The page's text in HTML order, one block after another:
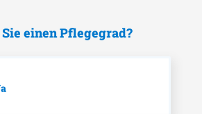
einen Pflegegrad?